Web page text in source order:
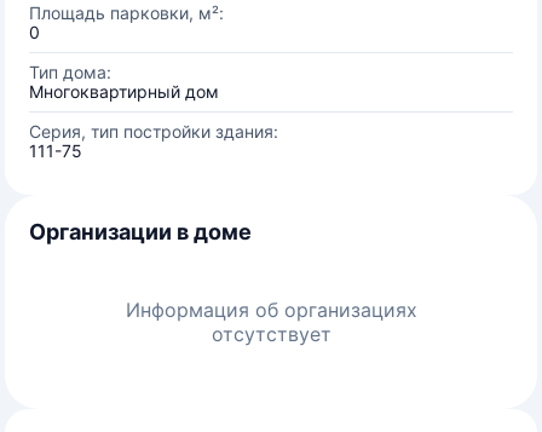
Площадь парковки, м²:
0
Тип дома:
Многоквартирный дом
Серия, тип постройки здания:
111-75
Организации в доме
Информация об организациях
отсутствует